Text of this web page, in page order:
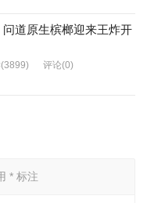
道原生槟榔迎来王炸开
(3899) 评论(0)
* 标注